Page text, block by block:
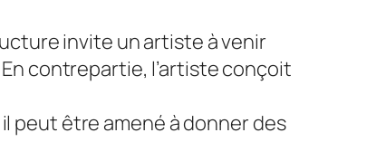
invite un artiste à venir
contrepartie, l’artiste conçoit
peut être amené à donner des